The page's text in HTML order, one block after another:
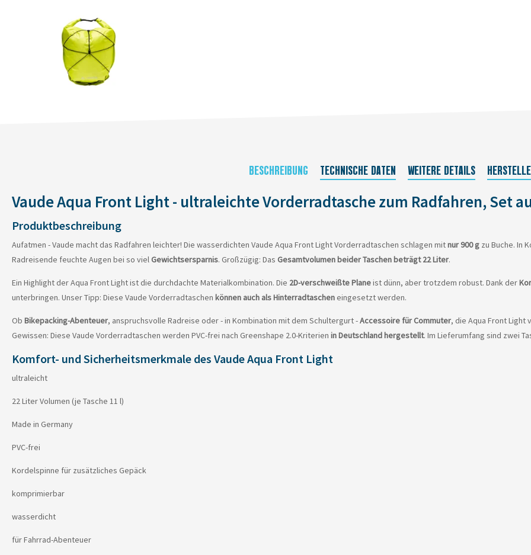
BESCHREIBUNG TECHNISCHE DATEN WEITERE DETAILS
Vaude Aqua Front Light - ultraleichte Vorderradtasche zum Radfahren, Set
Produktbeschreibung
Aufatmen - Vaude macht das Radfahren leichter! Die wasserdichten Vaude Aqua Front Light Vorderradtaschen schlagen mitnur 900 g zu Buche. In
Radreisende feuchte Augen bei so viel Gewichtsersparnis. Großzügig: Das Gesamtvolumen beider Taschen beträgt 22 Liter.
Ein Highlight der Aqua Front Light ist die durchdachte Materialkombination. Die 2D-verschweißte Planeist dünn, aber trotzdem robust. Dank der
unterbringen. Unser Tipp: Diese Vaude Vorderradtaschen können auch als Hinterradtascheneingesetzt werden.
Ob Bikepacking-Abenteuer, anspruchsvolle Radreise oder - in Kombination mit dem Schultergurt -Accessoire für Commuter, die Aqua Front Light
Gewissen: Diese Vaude Vorderradtaschen werden PVC-frei nach Greenshape 2.0-Kriterien in Deutschland hergestellt. Im Lieferumfang sind zwei
Komfort- und Sicherheitsmerkmale des Vaude Aqua Front Light
ultraleicht
22 Liter Volumen (je Tasche 11 l)
Made in Germany
PVC-frei
Kordelspinne für zusätzliches Gepäck
komprimierbar
wasserdicht
für Fahrrad-Abenteuer